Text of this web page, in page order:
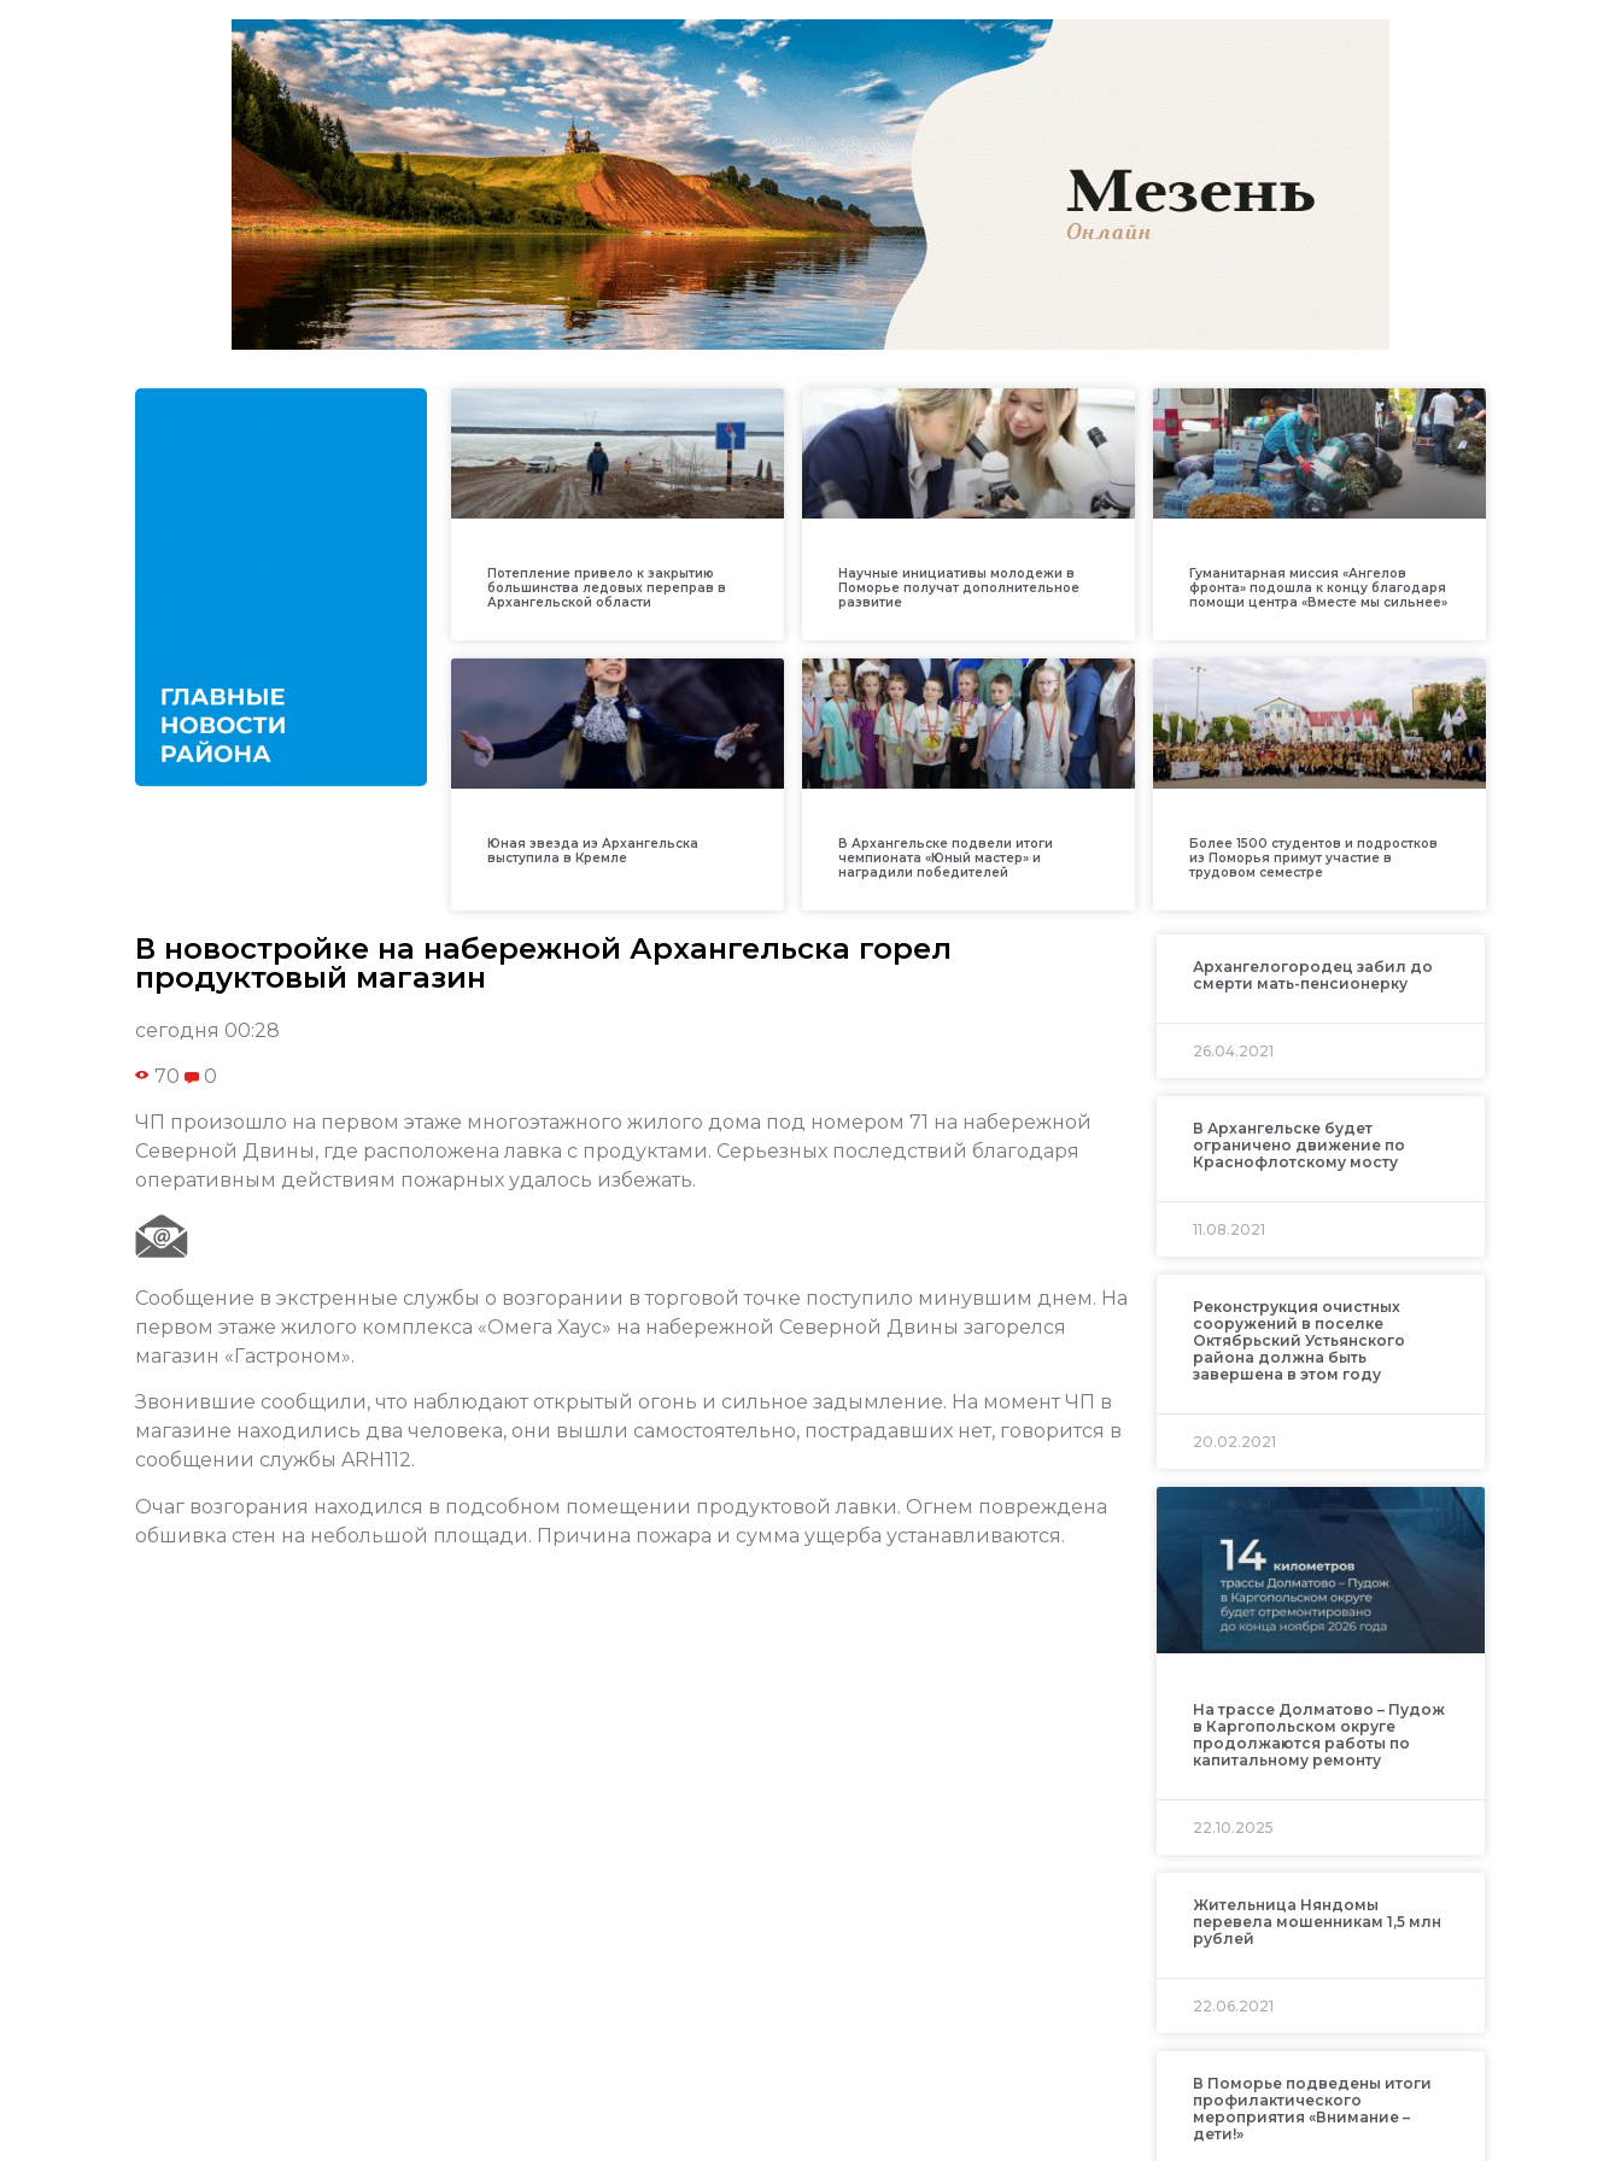
Потепление привело к закрытию
большинства ледовых переправ в
Архангельской области
Научные инициативы молодежи в
Поморье получат дополнительное
развитие
Гуманитарная миссия «Ангелов
фронта» подошла к концу благодаря
помощи центра «Вместе мы сильнее»
Юная звезда из Архангельска
выступила в Кремле
В Архангельске подвели итоги
чемпионата «Юный мастер» и
наградили победителей
Более 1500 студентов и подростков
из Поморья примут участие в
трудовом семестре
В новостройке на набережной Архангельска горел
продуктовый магазин
сегодня 00:28
70 0
ЧП произошло на первом этаже многоэтажного жилого дома под номером 71 на набережной
Северной Двины, где расположена лавка с продуктами. Серьезных последствий благодаря
оперативным действиям пожарных удалось избежать.
Сообщение в экстренные службы о возгорании в торговой точке поступило минувшим днем. На
первом этаже жилого комплекса «Омега Хаус» на набережной Северной Двины загорелся
магазин «Гастроном».
Звонившие сообщили, что наблюдают открытый огонь и сильное задымление. На момент ЧП в
магазине находились два человека, они вышли самостоятельно, пострадавших нет, говорится в
сообщении службы ARH112.
Очаг возгорания находился в подсобном помещении продуктовой лавки. Огнем повреждена
обшивка стен на небольшой площади. Причина пожара и сумма ущерба устанавливаются.
Архангелогородец забил до
смерти мать-пенсионерку
26.04.2021
В Архангельске будет
ограничено движение по
Краснофлотскому мосту
11.08.2021
Реконструкция очистных
сооружений в поселке
Октябрьский Устьянского
района должна быть
завершена в этом году
20.02.2021
На трассе Долматово – Пудож
в Каргопольском округе
продолжаются работы по
капитальному ремонту
22.10.2025
Жительница Няндомы
перевела мошенникам 1,5 млн
рублей
22.06.2021
В Поморье подведены итоги
профилактического
мероприятия «Внимание –
дети!»